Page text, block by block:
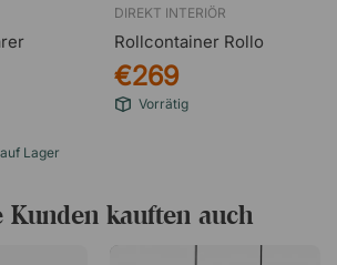
Lager
DIREKT INTERIÖR
Rollcontainer Rollo
€269
Vorrätig
Kunden kauften auch